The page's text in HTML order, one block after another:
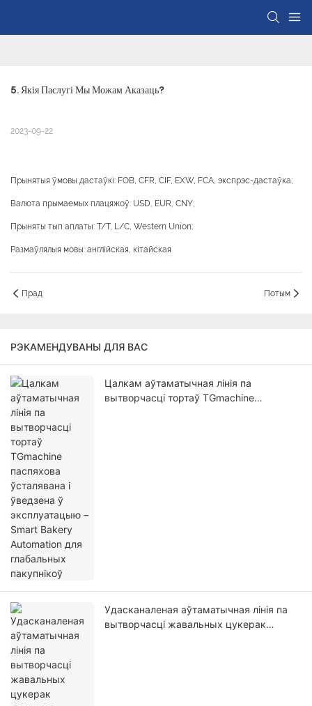
5. Якія Паслугі Мы Можам Аказаць?
2023-09-22
Прынятыя ўмовы дастаўкі: FOB, CFR, CIF, EXW, FCA, экспрэс-дастаўка;
Валюта прымаемых плацяжоў: USD, EUR, CNY;
Прыняты тып аплаты: T/T, L/C, Western Union;
Размаўлялыя мовы: англійская, кітайская
Прад Потым
РЭКАМЕНДУВАНЫ ДЛЯ ВАС
Цалкам аўтаматычная лінія па
вытворчасці тортаў TGmachine
Удасканаленая аўтаматычная лінія па
вытворчасці жавальных цукерак